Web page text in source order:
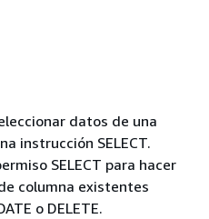
datos de una
instrucción SELECT.
SELECT para hacer
columna existentes
o DELETE.